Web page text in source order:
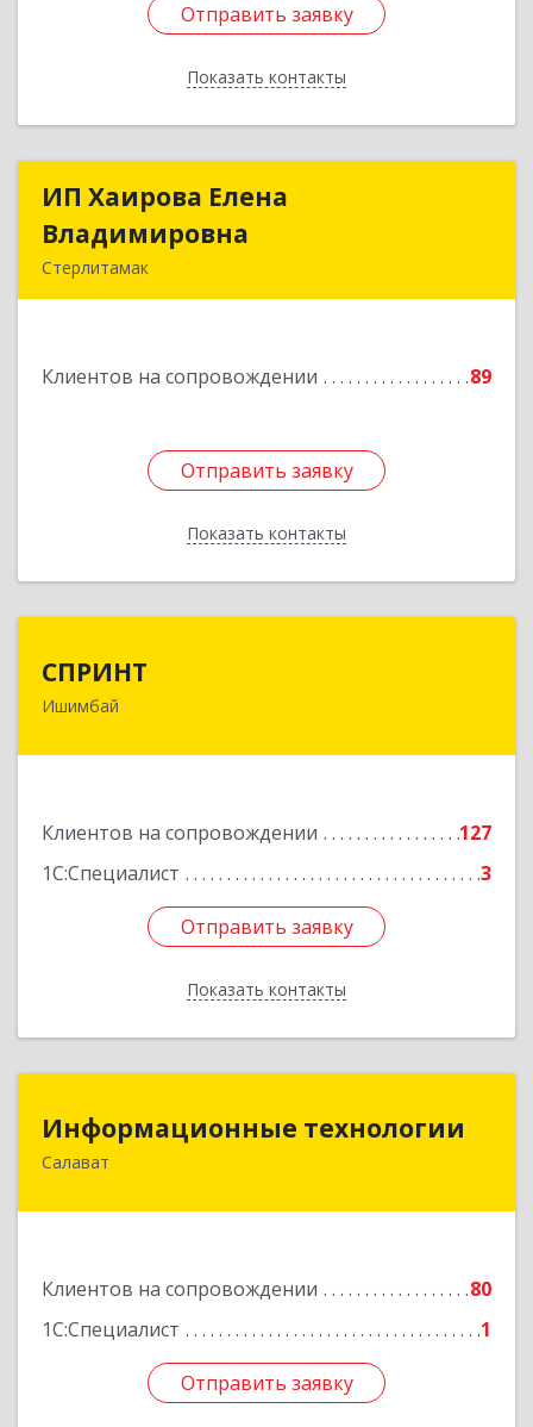
Отправить заявку
Показать контакты
Отправить заявку
Назад
ИП Хаирова Елена
Владимировна
Стерлитамак
Клиентов на сопровождении 89
Отправить заявку
Показать контакты
ИП Хаирова Елена
Отправить заявку
Назад
СПРИНТ
Ишимбай
Клиентов на сопровождении
127
1С:Специалист
3
Отправить заявку
Показать контакты
453201, Башкортостан Респ, Ишимбайский р-н,
Отправить заявку
Назад
Информационные технологии
Салават
Клиентов на сопровождении
80
1С:Специалист
1
Отправить заявку
Информационные технологии
Отправить заявку